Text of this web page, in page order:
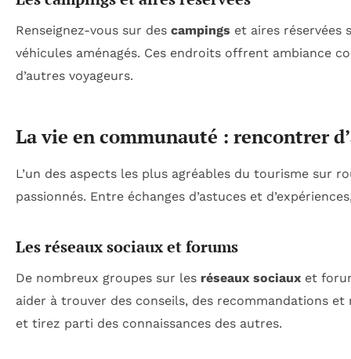
Renseignez-vous sur des campings et aires réservées
véhicules aménagés. Ces endroits offrent ambiance
d’autres voyageurs.
La vie en communauté : rencontrer
L’un des aspects les plus agréables du tourisme sur
passionnés. Entre échanges d’astuces et
Les réseaux sociaux et forums
De nombreux groupes sur les réseaux sociaux et
aider à trouver des conseils, des recommandations
et tirez parti des connaissances des autres.